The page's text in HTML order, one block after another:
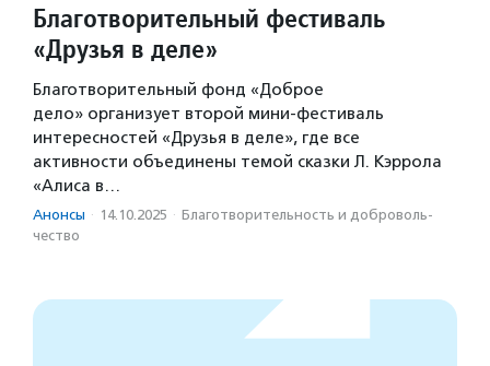
Благотворительный фестиваль
«Друзья в деле»
Благотворительный фонд «Доброе
дело» организует второй мини-фестиваль
интересностей «Друзья в деле», где все
активности объединены темой сказки Л. Кэррола
«Алиса в…
Анонсы · 14.10.2025 · Благотвори­тель­ность и доброволь­
чест­во